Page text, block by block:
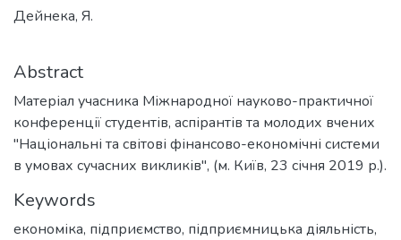
Дейнека, Я.
Abstract
Матеріал учасника Міжнародної науково-практичної
конференції студентів, аспірантів та молодих вчених
"Національні та світові фінансово-економічні системи
в умовах сучасних викликів", (м. Київ, 23 січня 2019 р.).
Keywords
економіка, підприємство, підприємницька діяльність,